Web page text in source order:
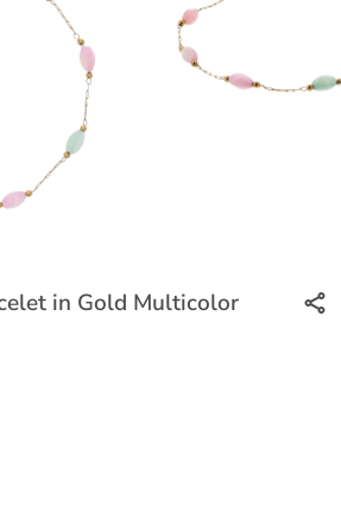
in Gold Multicolor